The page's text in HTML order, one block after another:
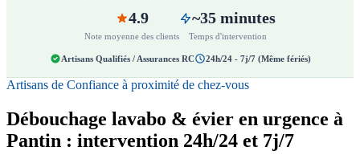
4.9
Note moyenne des clients
~35 minutes
Temps d'intervention
Artisans Qualifiés / Assurances RC 24h/24 - 7j/7 (Même fériés)
Artisans de Confiance à proximité de chez-vous
Débouchage lavabo & évier en urgence à
Pantin : intervention 24h/24 et 7j/7